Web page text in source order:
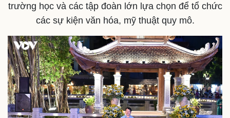
Thể thao
Bóng đá
Lịch thi đấu bóng đá
Ô tô - Xe máy
Ô tô
Xe máy
trường học và các tập đoàn lớn lựa chọn để tổ chức
các sự kiện văn hóa, mỹ thuật quy mô.